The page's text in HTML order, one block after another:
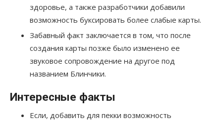
здоровье, а также разработчики добавили
возможность буксировать более слабые карты.
Забавный факт заключается в том, что после
создания карты позже было изменено ее
звуковое сопровождение на другое под
названием Блинчики.
Интересные факты
Если, добавить для пекки возможность